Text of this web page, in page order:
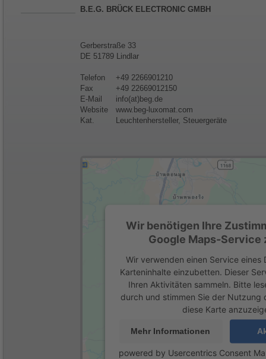
B.E.G. BRÜCK ELECTRONIC GMBH
Gerberstraße 33
DE 51789 Lindlar
Telefon
+49 2266901210
Fax
+49 22669012150
E-Mail
info(at)beg.de
Website
www.beg-luxomat.com
Kat.
Leuchtenhersteller, Steuergeräte
Wir benötigen Ihre
Google Maps-Service
Wir verwenden einen Service eines
Karteninhalte einzubetten. Dieser
Ihren Aktivitäten sammeln. Bitte
durch und stimmen Sie der Nutzung
diese Karte
Mehr Informationen
powered by Usercentrics Consent